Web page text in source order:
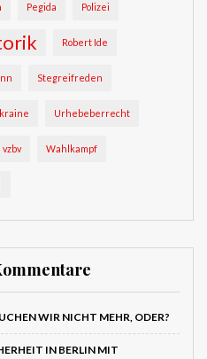
Pegida Polizei
Robert Ide
Stegreifreden
Urhebeberrecht
vzbv Wahlkampf
WIR NICHT MEHR, ODER?
IN BERLIN MIT